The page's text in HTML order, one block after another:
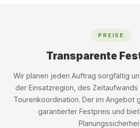
PREISE
Transparente
Wir planen jeden Auftrag sorgfältig
der Einsatzregion, des
Tourenkoordination. Der im Angebot
garantierter Festpreis und